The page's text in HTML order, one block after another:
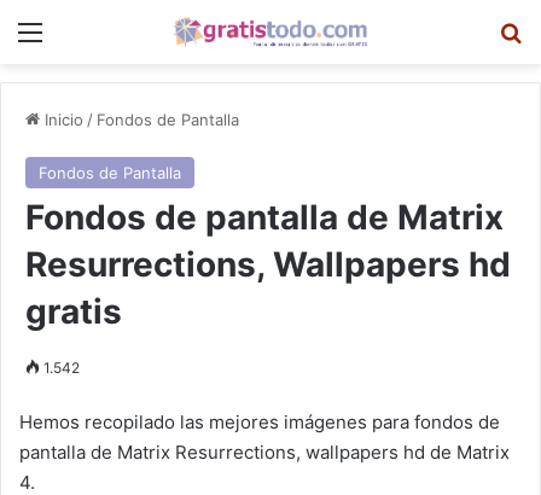
Menú
Inicio / Fondos de Pantalla
Fondos de Pantalla
Fondos de pantalla de Matrix
Resurrections, Wallpapers hd
gratis
1.542
Hemos recopilado las mejores imágenes para fondos de
pantalla de Matrix Resurrections, wallpapers hd de Matrix
4.